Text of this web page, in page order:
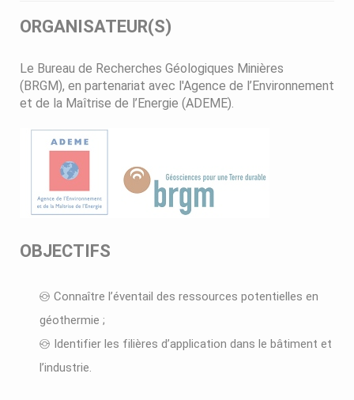
ORGANISATEUR(S)
Le Bureau de Recherches Géologiques Minières
(BRGM), en partenariat avec l'Agence de l’Environnement
et de la Maîtrise de l’Energie (ADEME).
OBJECTIFS
Connaître l’éventail des ressources potentielles en
géothermie ;
Identifier les filières d’application dans le bâtiment et
l’industrie.